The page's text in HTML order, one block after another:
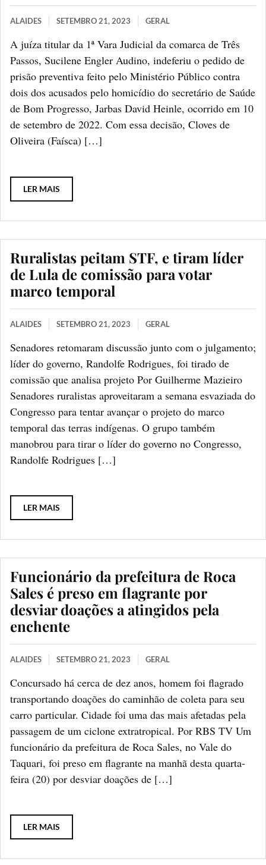
ALAIDES SETEMBRO 21, 2023 GERAL
A juíza titular da 1ª Vara Judicial da comarca de Três
Passos, Sucilene Engler Audino, indeferiu o pedido de
prisão preventiva feito pelo Ministério Público contra
dois dos acusados pelo homicídio do secretário de Saúde
de Bom Progresso, Jarbas David Heinle, ocorrido em 10
de setembro de 2022. Com essa decisão, Cloves de
Oliveira (Faísca) […]
LER MAIS
Ruralistas peitam STF, e tiram líder
de Lula de comissão para votar
marco temporal
ALAIDES SETEMBRO 21, 2023 GERAL
Senadores retomaram discussão junto com o julgamento;
líder do governo, Randolfe Rodrigues, foi tirado de
comissão que analisa projeto Por Guilherme Mazieiro
Senadores ruralistas aproveitaram a semana esvaziada do
Congresso para tentar avançar o projeto do marco
temporal das terras indígenas. O grupo também
manobrou para tirar o líder do governo no Congresso,
Randolfe Rodrigues […]
LER MAIS
Funcionário da prefeitura de Roca
Sales é preso em flagrante por
desviar doações a atingidos pela
enchente
ALAIDES SETEMBRO 21, 2023 GERAL
Concursado há cerca de dez anos, homem foi flagrado
transportando doações do caminhão de coleta para seu
carro particular. Cidade foi uma das mais afetadas pela
passagem de um ciclone extratropical. Por RBS TV Um
funcionário da prefeitura de Roca Sales, no Vale do
Taquari, foi preso em flagrante na manhã desta quarta-
feira (20) por desviar doações de […]
LER MAIS